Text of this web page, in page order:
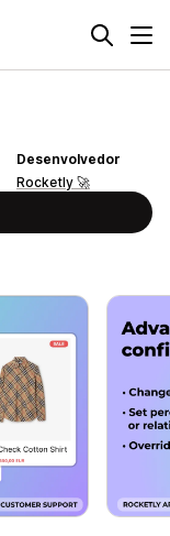
Desenvolvedor
Rocketly 🚀